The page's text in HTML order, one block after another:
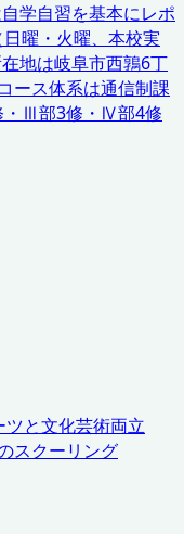
学自習を基本にレポ
曜・火曜、本校実
地は岐阜市西鶉6丁
ース体系は通信制課
・Ⅲ部3修・Ⅳ部4修
ツと文化芸術両立
スクーリング